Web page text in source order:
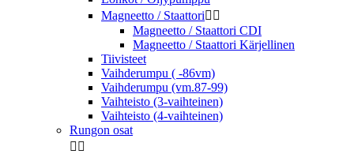
Magneetto / Staattori 
Magneetto / Staattori CDI
Magneetto / Staattori Kärjellinen
Tiivisteet
Vaihderumpu ( -86vm)
Vaihderumpu (vm.87-99)
Vaihteisto (3-vaihteinen)
Vaihteisto (4-vaihteinen)
Rungon osat
 